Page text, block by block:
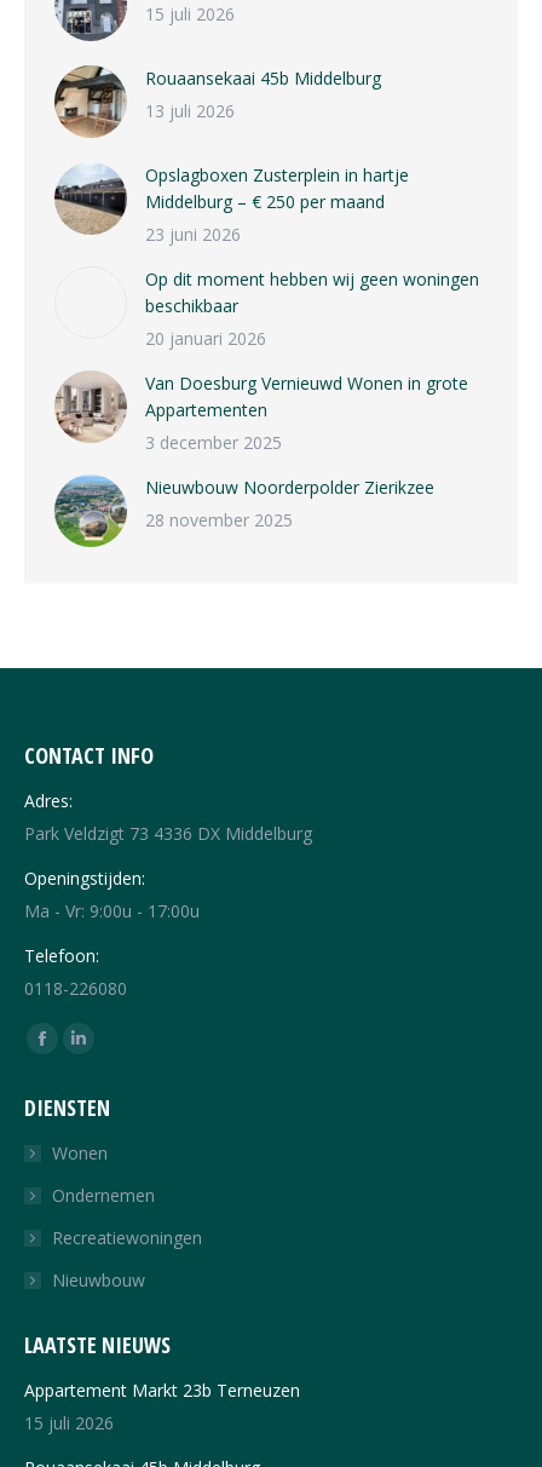
15 juli 2026
Rouaansekaai 45b Middelburg
13 juli 2026
Opslagboxen Zusterplein in hartje
Middelburg – € 250 per maand
23 juni 2026
Op dit moment hebben wij geen woningen
beschikbaar
20 januari 2026
Van Doesburg Vernieuwd Wonen in grote
Appartementen
3 december 2025
Nieuwbouw Noorderpolder Zierikzee
28 november 2025
CONTACT INFO
Adres:
Park Veldzigt 73 4336 DX Middelburg
Openingstijden:
Ma - Vr: 9:00u - 17:00u
Telefoon:
0118-226080
Vind ons op:
Facebook
opens
in
window
Linkedin
opens
in
window
DIENSTEN
Wonen
Ondernemen
Recreatiewoningen
Nieuwbouw
LAATSTE NIEUWS
Appartement Markt 23b Terneuzen
15 juli 2026